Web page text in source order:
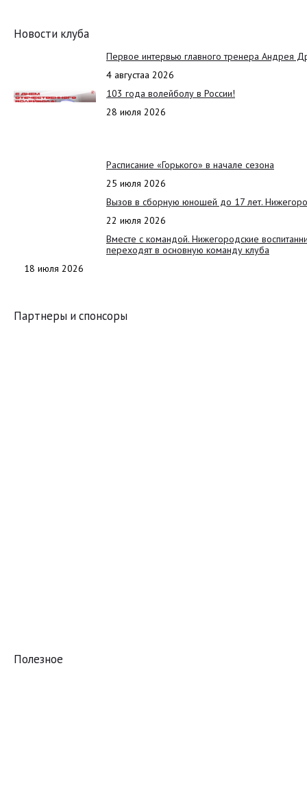
Новости клуба
Первое интервью главного тренера Андрея
4 августаа 2026
103 года волейболу в России!
28 июля 2026
Расписание «Горького» в начале сезона
25 июля 2026
Вызов в сборную юношей до 17 лет.
22 июля 2026
Вместе с командой. Нижегородские
переходят в основную команду клуба
18 июля 2026
Партнеры и спонсоры
Полезное